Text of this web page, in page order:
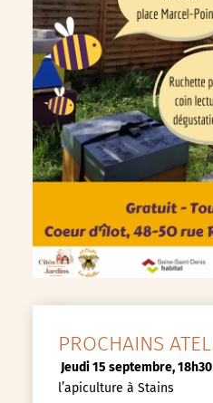
PROCHAINS
Jeudi 15 septembre, 18h30
l’apiculture à Stains